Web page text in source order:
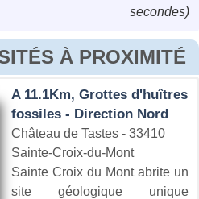
secondes)
À PROXIMITÉ
A 11.1Km, Grottes d'huîtres
fossiles - Direction Nord
Château de Tastes - 33410
Sainte-Croix-du-Mont
Sainte Croix du Mont abrite un
site géologique unique